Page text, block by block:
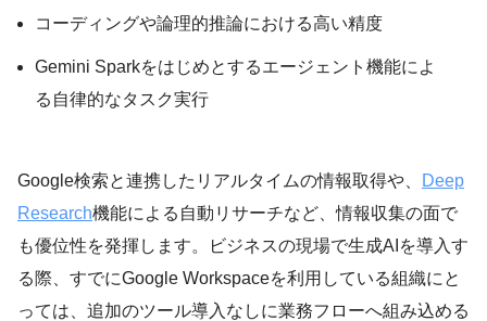
コーディングや論理的推論における高い精度
Gemini Sparkをはじめとするエージェント機能によ
る自律的なタスク実行
Google検索と連携したリアルタイムの情報取得や、
Deep
Research機能による自動リサーチなど、情報収集の面で
も優位性を発揮します。ビジネスの現場で生成AIを導入す
る際、すでにGoogle Workspaceを利用している組織にと
っては、追加のツール導入なしに業務フローへ組み込める